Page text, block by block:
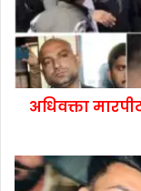
अधिवक्ता